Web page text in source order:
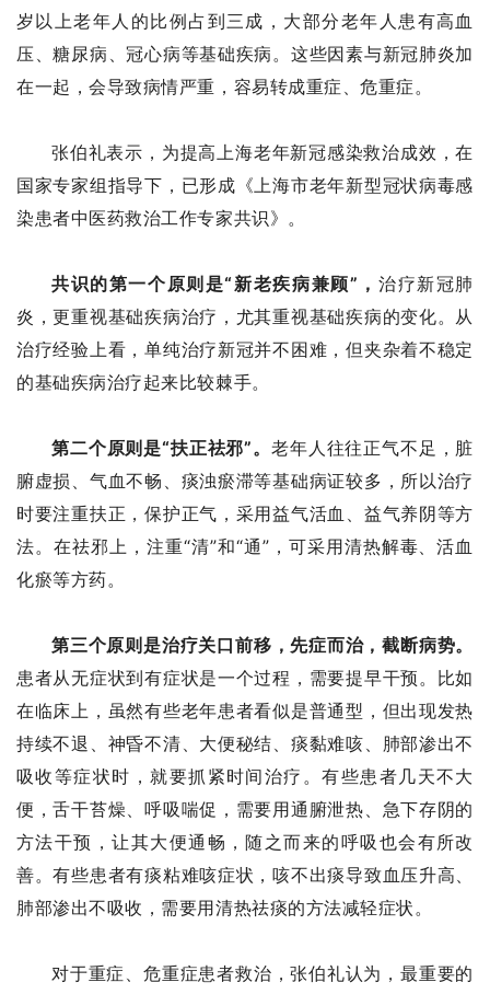
岁以上老年人的比例占到三成，大部分老年人患有高血
压、糖尿病、冠心病等基础疾病。这些因素与新冠肺炎加
在一起，会导致病情严重，容易转成重症、危重症。
张伯礼表示，为提高上海老年新冠感染救治成效，在
国家专家组指导下，已形成《上海市老年新型冠状病毒感
染患者中医药救治工作专家共识》。
共识的第一个原则是“新老疾病兼顾”， 治疗新冠肺
炎，更重视基础疾病治疗，尤其重视基础疾病的变化。从
治疗经验上看，单纯治疗新冠并不困难，但夹杂着不稳定
的基础疾病治疗起来比较棘手。
第二个原则是“扶正祛邪”。 老年人往往正气不足，脏
腑虚损、气血不畅、痰浊瘀滞等基础病证较多，所以治疗
时要注重扶正，保护正气，采用益气活血、益气养阴等方
法。在祛邪上，注重“清”和“通”，可采用清热解毒、活血
化瘀等方药。
第三个原则是治疗关口前移，先症而治，截断病势。
患者从无症状到有症状是一个过程，需要提早干预。比如
在临床上，虽然有些老年患者看似是普通型，但出现发热
持续不退、神昏不清、大便秘结、痰黏难咳、肺部渗出不
吸收等症状时，就要抓紧时间治疗。有些患者几天不大
便，舌干苔燥、呼吸喘促，需要用通腑泄热、急下存阴的
方法干预，让其大便通畅，随之而来的呼吸也会有所改
善。有些患者有痰粘难咳症状，咳不出痰导致血压升高、
肺部渗出不吸收，需要用清热祛痰的方法减轻症状。
对于重症、危重症患者救治，张伯礼认为，最重要的